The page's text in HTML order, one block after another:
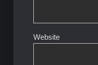
Website